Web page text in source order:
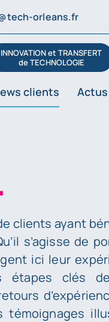
orleans.fr
INNOVATION et TRANSFERT
de TECHNOLOGIE
clients
clients ayant
s’agisse de
ici leur
étapes clés
témoignages